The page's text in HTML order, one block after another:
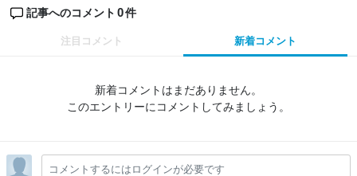
記事へのコメント 0件
注目コメント 新着コメント
新着コメントはまだありません。
このエントリーにコメントしてみましょう。
コメントするにはログインが必要です